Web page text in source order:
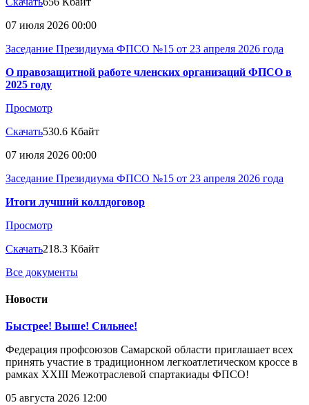
07 июля 2026 00:00
Заседание Президиума ФПСО №15 от 23 апреля 2026 года
О правозащитной работе членских организаций ФПСО в
2025 году
Просмотр
Скачать530.6 Кбайт
07 июля 2026 00:00
Заседание Президиума ФПСО №15 от 23 апреля 2026 года
Итоги лучший коллдоговор
Просмотр
Скачать218.3 Кбайт
Все документы
Новости
Быстрее! Выше! Сильнее!
Федерация профсоюзов Самарской области приглашает всех
принять участие в традиционном легкоатлетическом кроссе в
рамках XXIII Межотраслевой спартакиады ФПСО!
05 августа 2026 12:00